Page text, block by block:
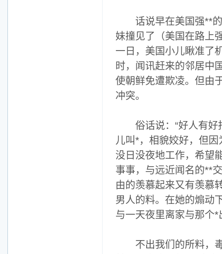
话说早在美国强**的
妹撞见了（美国在路上
一日，美国小儿瞅准了
时，闻讯赶来的邻居中
使朝鲜免遭欺凌。但由
冲突。
俗话说：“好人有好
儿叫*，相貌姣好，但
没日没夜地工作，希望
事事，与远近闻名的**
由的羡慕起来又有羡慕
男人的料。在她的煽动
与一天夜里离家与那个*
不出我们的所料，毒